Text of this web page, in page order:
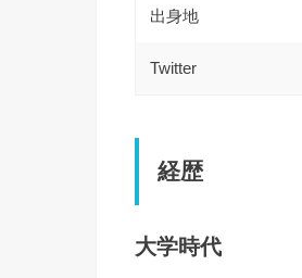
出身地
Twitter
経歴
大学時代